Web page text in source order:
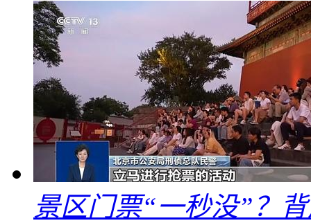
景区门票“一秒没”？